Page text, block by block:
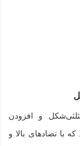
و افزودن
با تضادهای بالا و